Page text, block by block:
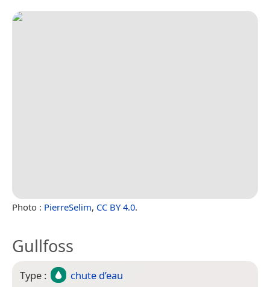
Photo : PierreSelim, CC BY 4.0.
Gullfoss
Type :
chute d’eau